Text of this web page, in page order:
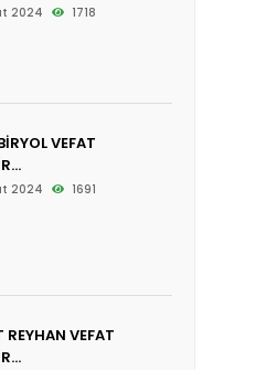
2024 1718
VEFAT
2024 1691
REYHAN VEFAT